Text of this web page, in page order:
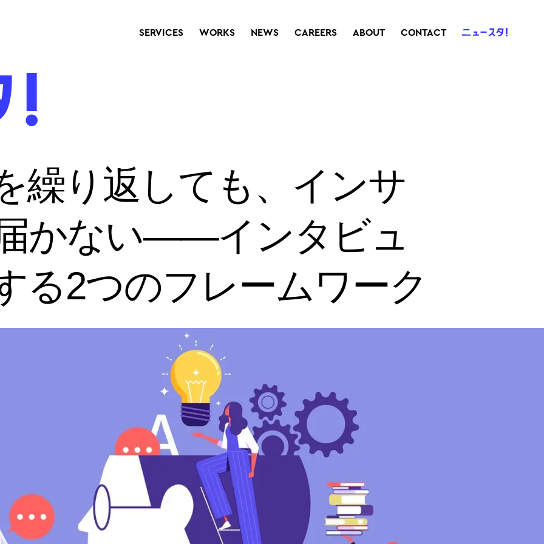
SERVICES WORKS NEWS CAREERS ABOUT CONTACT
繰り返しても、インサ
かない——インタビュ
る2つのフレームワーク